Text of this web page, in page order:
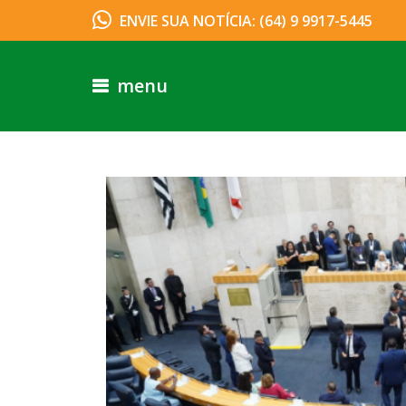
ENVIE SUA NOTÍCIA: (64) 9 9917-5445
menu